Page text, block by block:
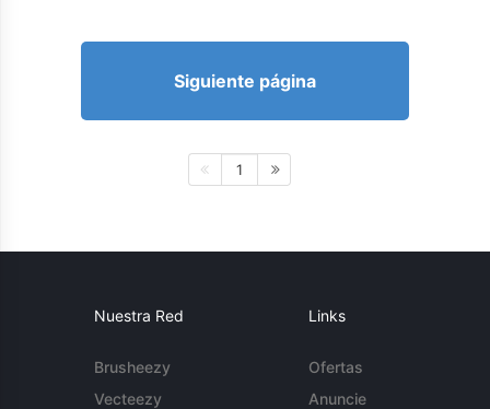
Siguiente página
1
Nuestra Red
Brusheezy
Vecteezy
Links
Ofertas
Anuncie